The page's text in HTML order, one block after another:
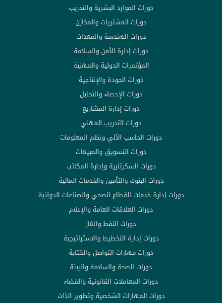
دورات الموارد البشرية والتدريب
دورات المشتريات والمخازن
دورات الهندسة والمعدات
دورات إدارة الأمن والسلامة
المؤتمرات الدولية والمهنية
دورات الجودة والإنتاجية
دورات الإحصاء والتحليل
دورات إدارة المشاريع
دورات التدريب المهني
دورات الحاسب الآلي ونظم المعلومات
دورات التسويق والمبيعات
دورات السكرتارية وإدارة المكاتب
دورات البنوك والتأمين والخدمات المالية
دورات إدارة خدمات القطاع الصحي والصناعات الدوائية
دورات العلاقات العامة والإعلام
دورات النفط والغاز
دورات إدارة التخطيط والاستراتيجية
دورات مهارات التواصل والكتابة
دورات الصحة والسلامة والبيئة
دورات المعاملات القانونية والقضاء
دورات المهارات الشخصية وتطوير الذات